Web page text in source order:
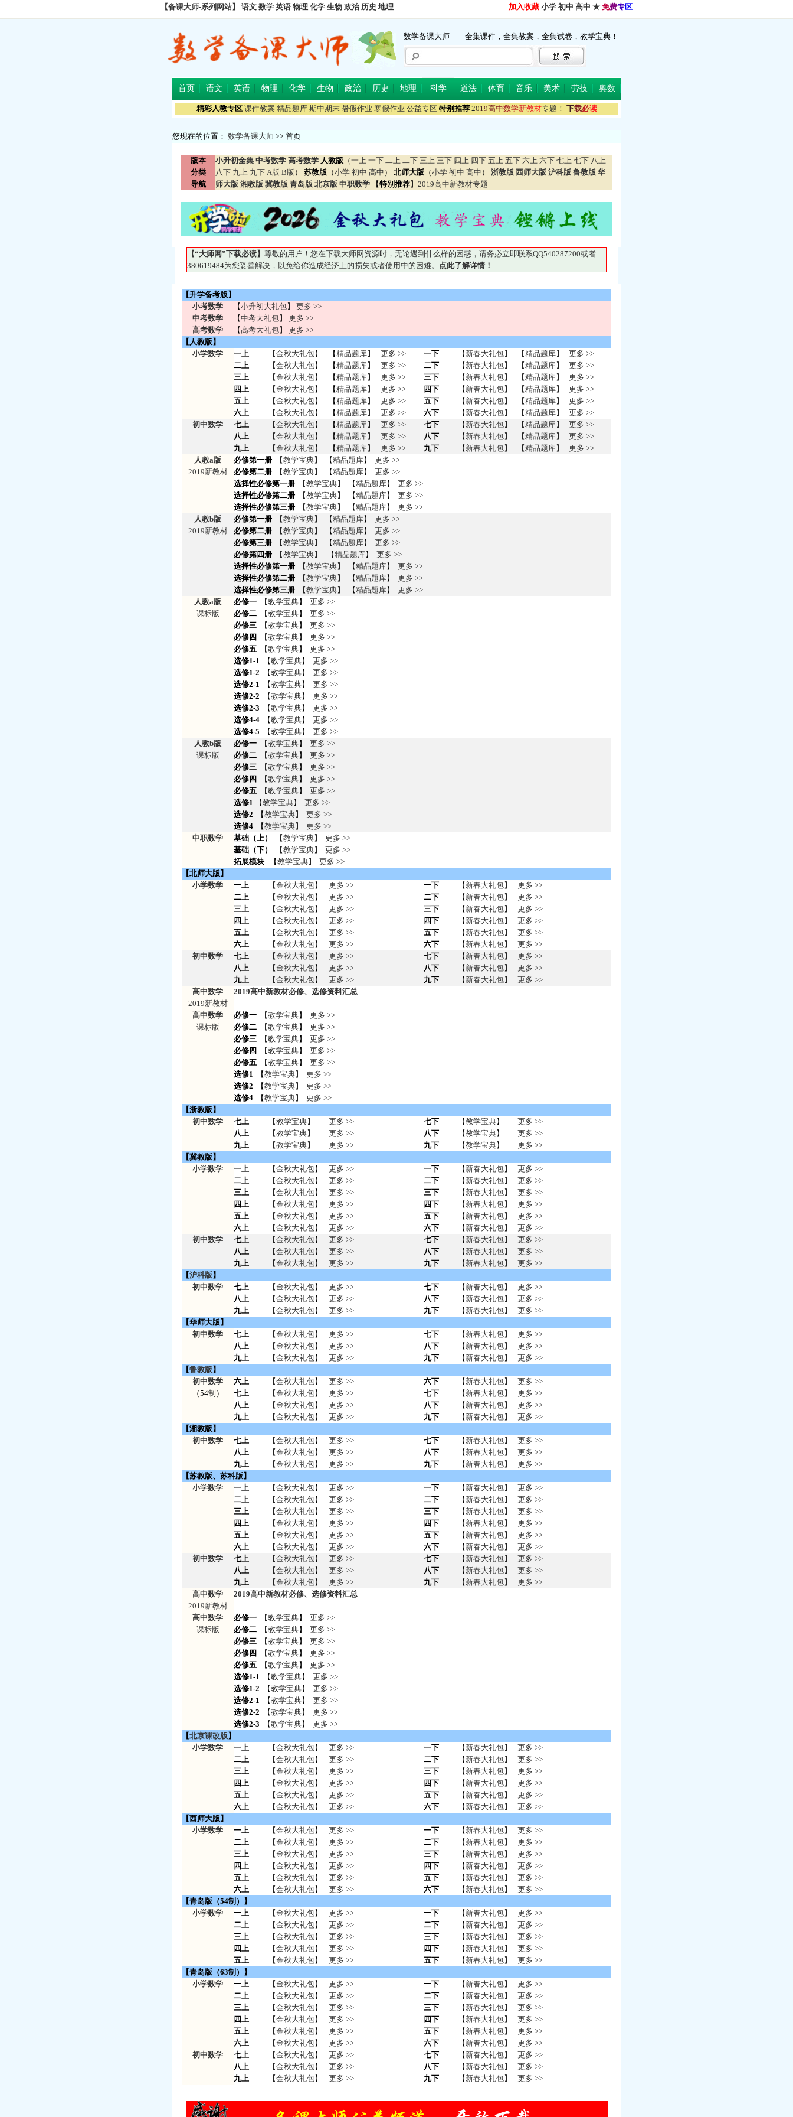
【备课大师-系列网站】 语文 数学 英语 物理 化学 生物 政治 历史 地理 加入收藏 小学 初中 高中 ★ 免费专区
数学备课大师——全集课件，全集教案，全集试卷，教学宝典！
首页 语文 英语 物理 化学 生物 政治 历史 地理 科学 道法 体育 音乐 美术 劳技 奥数
精彩人教专区 课件教案 精品题库 期中期末 暑假作业 寒假作业 公益专区 特别推荐 2019高中数学新教材专题！ 下载必读
您现在的位置： 数学备课大师 >> 首页
版本
分类
导航
小升初全集 中考数学 高考数学 人教版 （一上 一下 二上 二下 三上 三下 四上 四下 五上 五下 六上 六下 七上 七下 八上
八下 九上 九下 A版 B版 ） 苏教版 （小学 初中 高中 ） 北师大版 （小学 初中 高中 ） 浙教版 西师大版 沪科版 鲁教版 华
师大版 湘教版 冀教版 青岛版 北京版 中职数学 【特别推荐】 2019高中新教材专题
【“大师网”下载必读】 尊敬的用户！您在下载大师网资源时，无论遇到什么样的困惑，请务必立即联系QQ540287200或者
380619484为您妥善解决，以免给你造成经济上的损失或者使用中的困难。 点此了解详情！
【升学备考版】
小考数学
【小升初大礼包】 更多 >>
中考数学
【中考大礼包】 更多 >>
高考数学
【高考大礼包】 更多 >>
【人教版】
小学数学
一上
二上
三上
四上
五上
六上
【金秋大礼包】
【金秋大礼包】
【金秋大礼包】
【金秋大礼包】
【金秋大礼包】
【金秋大礼包】
【精品题库】
【精品题库】
【精品题库】
【精品题库】
【精品题库】
【精品题库】
更多 >>
更多 >>
更多 >>
更多 >>
更多 >>
更多 >>
一下
二下
三下
四下
五下
六下
【 新春大礼包】
【 新春大礼包】
【 新春大礼包】
【 新春大礼包】
【 新春大礼包】
【 新春大礼包】
【精品题库】
【精品题库】
【精品题库】
【精品题库】
【精品题库】
【精品题库】
更多 >>
更多 >>
更多 >>
更多 >>
更多 >>
更多 >>
初中数学
七上
八上
九上
【金秋大礼包】
【金秋大礼包】
【金秋大礼包】
【精品题库】
【精品题库】
【精品题库】
更多 >>
更多 >>
更多 >>
七下
八下
九下
【 新春大礼包】
【 新春大礼包】
【 新春大礼包】
【精品题库】
【精品题库】
【精品题库】
更多 >>
更多 >>
更多 >>
人教a版
2019新教材
必修第一册 【教学宝典】 【精品题库】 更多 >>
必修第二册 【教学宝典】 【精品题库】 更多 >>
选择性必修第一册 【教学宝典】 【精品题库】 更多 >>
选择性必修第二册 【教学宝典】 【精品题库】 更多 >>
选择性必修第三册 【教学宝典】 【精品题库】 更多 >>
人教b版
2019新教材
必修第一册 【教学宝典】 【精品题库】 更多 >>
必修第二册 【教学宝典】 【精品题库】 更多 >>
必修第三册 【教学宝典】 【精品题库】 更多 >>
必修第四册 【教学宝典】 【精品题库】 更多 >>
选择性必修第一册 【教学宝典】 【精品题库】 更多 >>
选择性必修第二册 【教学宝典】 【精品题库】 更多 >>
选择性必修第三册 【教学宝典】 【精品题库】 更多 >>
人教a版
课标版
必修一 【教学宝典】 更多 >>
必修二 【教学宝典】 更多 >>
必修三 【教学宝典】 更多 >>
必修四
【教学宝典】 更多 >>
必修五 【教学宝典】 更多 >>
选修1-1 【教学宝典】 更多 >>
选修1-2 【教学宝典】 更多 >>
选修2-1 【教学宝典】 更多 >>
选修2-2 【教学宝典】 更多 >>
选修2-3 【教学宝典】 更多 >>
选修4-4 【教学宝典】 更多 >>
选修4-5 【教学宝典】 更多 >>
人教b版
课标版
必修一 【教学宝典】 更多 >>
必修二 【教学宝典】 更多 >>
必修三 【教学宝典】 更多 >>
必修四
【教学宝典】 更多 >>
必修五 【教学宝典】 更多 >>
选修1 【教学宝典】 更多 >>
选修2 【教学宝典】 更多 >>
选修4 【教学宝典】 更多 >>
中职数学
基础（上） 【教学宝典】 更多 >>
基础（下）
【教学宝典】 更多 >>
拓展模块
【教学宝典】 更多 >>
【北师大版】
小学数学
一上
二上
三上
四上
五上
六上
【金秋大礼包】
【金秋大礼包】
【金秋大礼包】
【金秋大礼包】
【金秋大礼包】
【金秋大礼包】
更多 >>
更多 >>
更多 >>
更多 >>
更多 >>
更多 >>
一下
二下
三下
四下
五下
六下
【 新春大礼包】
【 新春大礼包】
【 新春大礼包】
【 新春大礼包】
【 新春大礼包】
【 新春大礼包】
更多 >>
更多 >>
更多 >>
更多 >>
更多 >>
更多 >>
初中数学
七上
八上
九上
【金秋大礼包】
【金秋大礼包】
【金秋大礼包】
更多 >>
更多 >>
更多 >>
七下
八下
九下
【 新春大礼包】
【 新春大礼包】
【 新春大礼包】
更多 >>
更多 >>
更多 >>
高中数学
2019新教材
2019高中新教材必修、选修资料汇总
高中数学
课标版
必修一 【教学宝典】 更多 >>
必修二 【教学宝典】 更多 >>
必修三 【教学宝典】 更多 >>
必修四
【教学宝典】 更多 >>
必修五 【教学宝典】 更多 >>
选修1 【教学宝典】 更多 >>
选修2 【教学宝典】 更多 >>
选修4 【教学宝典】 更多 >>
【浙教版】
初中数学
七上
八上
九上
【教学宝典】
【教学宝典】
【教学宝典】
更多 >>
更多 >>
更多 >>
七下
八下
九下
【教学宝典】
【教学宝典】
【教学宝典】
更多 >>
更多 >>
更多 >>
【冀教版】
小学数学
一上
二上
三上
四上
五上
六上
【金秋大礼包】
【金秋大礼包】
【金秋大礼包】
【金秋大礼包】
【金秋大礼包】
【金秋大礼包】
更多 >>
更多 >>
更多 >>
更多 >>
更多 >>
更多 >>
一下
二下
三下
四下
五下
六下
【 新春大礼包】
【 新春大礼包】
【 新春大礼包】
【 新春大礼包】
【 新春大礼包】
【 新春大礼包】
更多 >>
更多 >>
更多 >>
更多 >>
更多 >>
更多 >>
初中数学
七上
八上
九上
【金秋大礼包】
【金秋大礼包】
【金秋大礼包】
更多 >>
更多 >>
更多 >>
七下
八下
九下
【 新春大礼包】
【 新春大礼包】
【 新春大礼包】
更多 >>
更多 >>
更多 >>
【沪科版 】
初中数学
七上
八上
九上
【金秋大礼包】
【金秋大礼包】
【金秋大礼包】
更多 >>
更多 >>
更多 >>
七下
八下
九下
【 新春大礼包】
【 新春大礼包】
【 新春大礼包】
更多 >>
更多 >>
更多 >>
【华师大版】
初中数学
七上
八上
九上
【金秋大礼包】
【金秋大礼包】
【金秋大礼包】
更多 >>
更多 >>
更多 >>
七下
八下
九下
【 新春大礼包】
【 新春大礼包】
【 新春大礼包】
更多 >>
更多 >>
更多 >>
【鲁教版 】
初中数学
（54制）
六上
七上
八上
九上
【金秋大礼包】
【金秋大礼包】
【金秋大礼包】
【金秋大礼包】
更多 >>
更多 >>
更多 >>
更多 >>
六下
七下
八下
九下
【 新春大礼包】
【 新春大礼包】
【 新春大礼包】
【 新春大礼包】
更多 >>
更多 >>
更多 >>
更多 >>
【湘教版】
初中数学
七上
八上
九上
【金秋大礼包】
【金秋大礼包】
【金秋大礼包】
更多 >>
更多 >>
更多 >>
七下
八下
九下
【 新春大礼包】
【 新春大礼包】
【 新春大礼包】
更多 >>
更多 >>
更多 >>
【苏教版、苏科版】
小学数学
一上
二上
三上
四上
五上
六上
【金秋大礼包】
【金秋大礼包】
【金秋大礼包】
【金秋大礼包】
【金秋大礼包】
【金秋大礼包】
更多 >>
更多 >>
更多 >>
更多 >>
更多 >>
更多 >>
一下
二下
三下
四下
五下
六下
【 新春大礼包】
【 新春大礼包】
【 新春大礼包】
【 新春大礼包】
【 新春大礼包】
【 新春大礼包】
更多 >>
更多 >>
更多 >>
更多 >>
更多 >>
更多 >>
初中数学
七上
八上
九上
【金秋大礼包】
【金秋大礼包】
【金秋大礼包】
更多 >>
更多 >>
更多 >>
七下
八下
九下
【 新春大礼包】
【 新春大礼包】
【 新春大礼包】
更多 >>
更多 >>
更多 >>
高中数学
2019新教材
2019高中新教材必修、选修资料汇总
高中数学
课标版
必修一 【教学宝典】 更多 >>
必修二 【教学宝典】 更多 >>
必修三 【教学宝典】 更多 >>
必修四
【教学宝典】 更多 >>
必修五 【教学宝典】 更多 >>
选修1-1 【教学宝典】 更多 >>
选修1-2 【教学宝典】 更多 >>
选修2-1 【教学宝典】 更多 >>
选修2-2 【教学宝典】 更多 >>
选修2-3 【教学宝典】 更多 >>
【北京课改版 】
小学数学
一上
二上
三上
四上
五上
六上
【金秋大礼包】
【金秋大礼包】
【金秋大礼包】
【金秋大礼包】
【金秋大礼包】
【金秋大礼包】
更多 >>
更多 >>
更多 >>
更多 >>
更多 >>
更多 >>
一下
二下
三下
四下
五下
六下
【 新春大礼包】
【 新春大礼包】
【 新春大礼包】
【 新春大礼包】
【 新春大礼包】
【 新春大礼包】
更多 >>
更多 >>
更多 >>
更多 >>
更多 >>
更多 >>
【西师大版】
小学数学
一上
二上
三上
四上
五上
六上
【金秋大礼包】
【金秋大礼包】
【金秋大礼包】
【金秋大礼包】
【金秋大礼包】
【金秋大礼包】
更多 >>
更多 >>
更多 >>
更多 >>
更多 >>
更多 >>
一下
二下
三下
四下
五下
六下
【 新春大礼包】
【 新春大礼包】
【 新春大礼包】
【 新春大礼包】
【 新春大礼包】
【 新春大礼包】
更多 >>
更多 >>
更多 >>
更多 >>
更多 >>
更多 >>
【青岛版（54制）】
小学数学
一上
二上
三上
四上
五上
【金秋大礼包】
【金秋大礼包】
【金秋大礼包】
【金秋大礼包】
【金秋大礼包】
更多 >>
更多 >>
更多 >>
更多 >>
更多 >>
一下
二下
三下
四下
五下
【 新春大礼包】
【 新春大礼包】
【 新春大礼包】
【 新春大礼包】
【 新春大礼包】
更多 >>
更多 >>
更多 >>
更多 >>
更多 >>
【青岛版（63制）】
小学数学
一上
二上
三上
四上
五上
六上
【金秋大礼包】
【金秋大礼包】
【金秋大礼包】
【金秋大礼包】
【金秋大礼包】
【金秋大礼包】
更多 >>
更多 >>
更多 >>
更多 >>
更多 >>
更多 >>
一下
二下
三下
四下
五下
六下
【 新春大礼包】
【 新春大礼包】
【 新春大礼包】
【 新春大礼包】
【 新春大礼包】
【 新春大礼包】
更多 >>
更多 >>
更多 >>
更多 >>
更多 >>
更多 >>
初中数学
七上
八上
九上
【金秋大礼包】
【金秋大礼包】
【金秋大礼包】
更多 >>
更多 >>
更多 >>
七下
八下
九下
【 新春大礼包】
【 新春大礼包】
【 新春大礼包】
更多 >>
更多 >>
更多 >>